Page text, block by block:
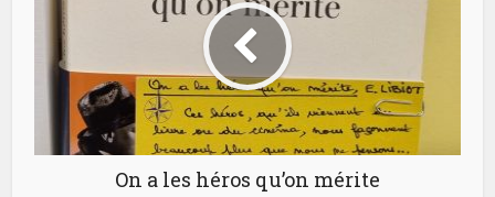
On a les héros qu’on mérite